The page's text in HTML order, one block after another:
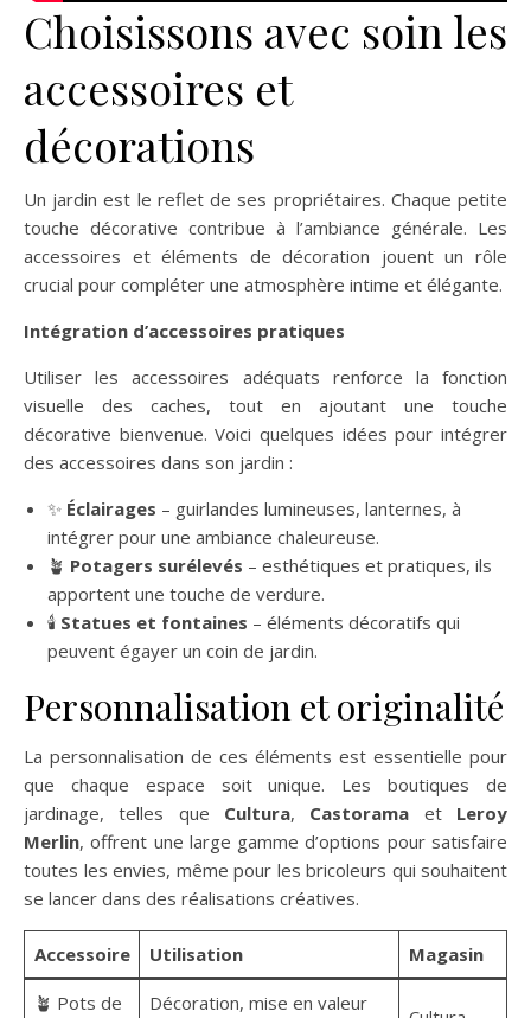
Choisissons avec soin les
accessoires et
décorations
Un jardin est le reflet de ses propriétaires. Chaque petite
touche décorative contribue à l’ambiance générale. Les
accessoires et éléments de décoration jouent un rôle
crucial pour compléter une atmosphère intime et élégante.
Intégration d’accessoires pratiques
Utiliser les accessoires adéquats renforce la fonction
visuelle des caches, tout en ajoutant une touche
décorative bienvenue. Voici quelques idées pour intégrer
des accessoires dans son jardin :
✨ Éclairages – guirlandes lumineuses, lanternes, à
intégrer pour une ambiance chaleureuse.
🪴 Potagers surélevés – esthétiques et pratiques, ils
apportent une touche de verdure.
🕯️ Statues et fontaines – éléments décoratifs qui
peuvent égayer un coin de jardin.
Personnalisation et originalité
La personnalisation de ces éléments est essentielle pour
que chaque espace soit unique. Les boutiques de
jardinage, telles que Cultura, Castorama et Leroy
Merlin, offrent une large gamme d’options pour satisfaire
toutes les envies, même pour les bricoleurs qui souhaitent
se lancer dans des réalisations créatives.
Accessoire Utilisation Magasin
🪴 Pots de
Décoration, mise en valeur